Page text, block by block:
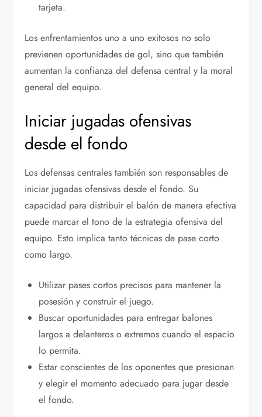
tarjeta.
Los enfrentamientos uno a uno exitosos no solo
previenen oportunidades de gol, sino que también
aumentan la confianza del defensa central y la moral
general del equipo.
Iniciar jugadas ofensivas
desde el fondo
Los defensas centrales también son responsables de
iniciar jugadas ofensivas desde el fondo. Su
capacidad para distribuir el balón de manera efectiva
puede marcar el tono de la estrategia ofensiva del
equipo. Esto implica tanto técnicas de pase corto
como largo.
Utilizar pases cortos precisos para mantener la
posesión y construir el juego.
Buscar oportunidades para entregar balones
largos a delanteros o extremos cuando el espacio
lo permita.
Estar conscientes de los oponentes que presionan
y elegir el momento adecuado para jugar desde
el fondo.